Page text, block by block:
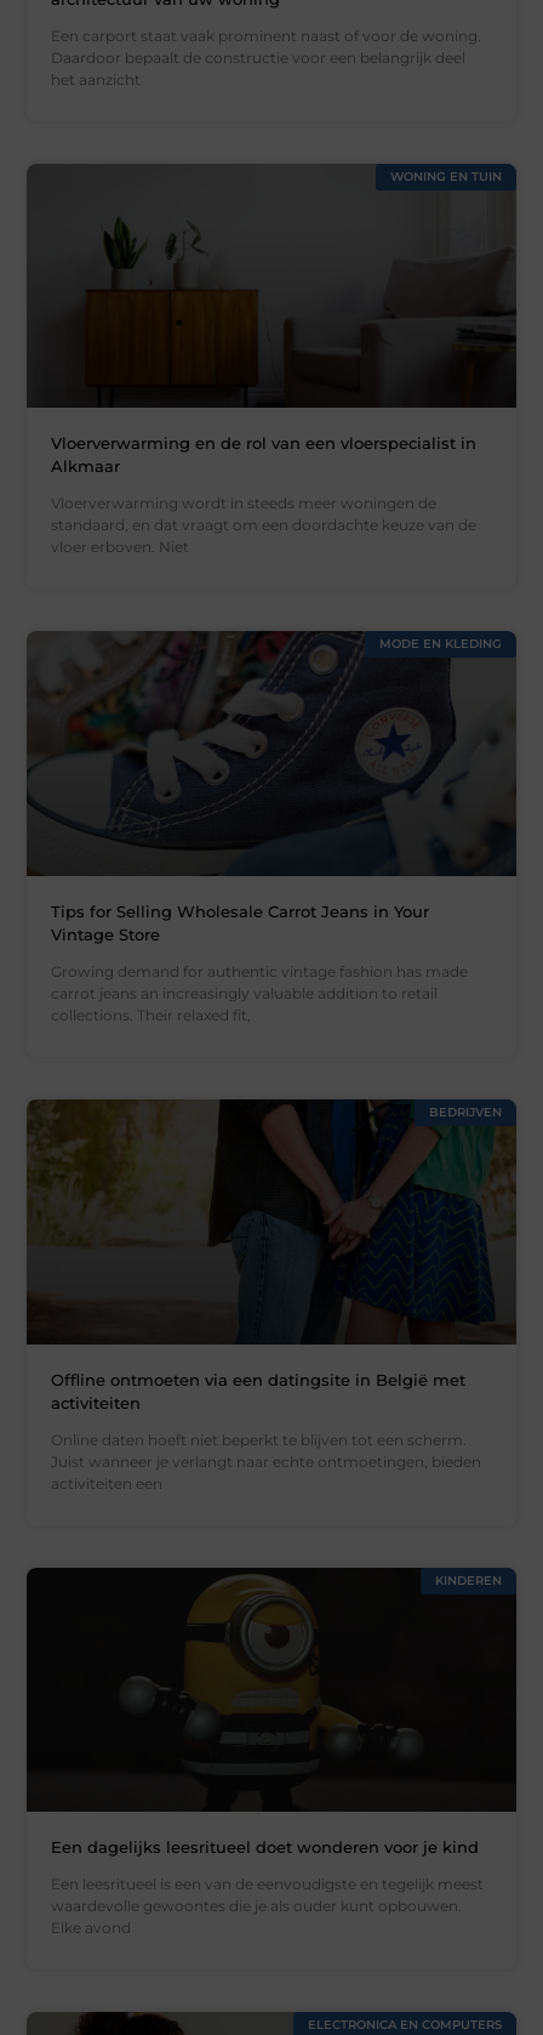
Een carport staat vaak prominent naast of voor de woning.
Daardoor bepaalt de constructie voor een belangrijk deel
het aanzicht
WONING EN TUIN
Vloerverwarming en de rol van een vloerspecialist in
Alkmaar
Vloerverwarming wordt in steeds meer woningen de
standaard, en dat vraagt om een doordachte keuze van de
vloer erboven. Niet
MODE EN KLEDING
Tips for Selling Wholesale Carrot Jeans in Your
Vintage Store
Growing demand for authentic vintage fashion has made
carrot jeans an increasingly valuable addition to retail
collections. Their relaxed fit,
BEDRIJVEN
Offline ontmoeten via een datingsite in België met
activiteiten
Online daten hoeft niet beperkt te blijven tot een scherm.
Juist wanneer je verlangt naar echte ontmoetingen, bieden
activiteiten een
KINDEREN
Een dagelijks leesritueel doet wonderen voor je kind
Een leesritueel is een van de eenvoudigste en tegelijk meest
waardevolle gewoontes die je als ouder kunt opbouwen.
Elke avond
ELECTRONICA EN COMPUTERS